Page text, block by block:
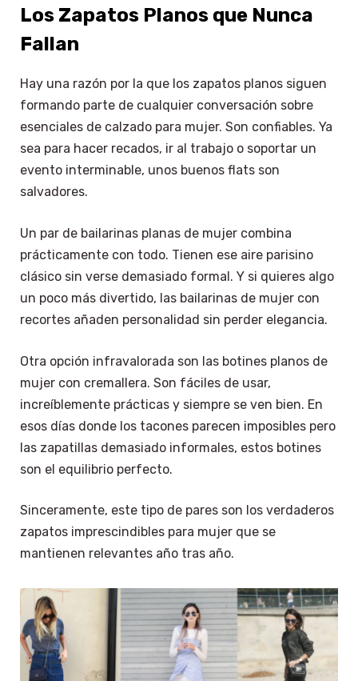
Los Zapatos Planos que Nunca
Fallan
Hay una razón por la que los zapatos planos siguen
formando parte de cualquier conversación sobre
esenciales de calzado para mujer. Son confiables. Ya
sea para hacer recados, ir al trabajo o soportar un
evento interminable, unos buenos flats son
salvadores.
Un par de bailarinas planas de mujer combina
prácticamente con todo. Tienen ese aire parisino
clásico sin verse demasiado formal. Y si quieres algo
un poco más divertido, las bailarinas de mujer con
recortes añaden personalidad sin perder elegancia.
Otra opción infravalorada son las botines planos de
mujer con cremallera. Son fáciles de usar,
increíblemente prácticas y siempre se ven bien. En
esos días donde los tacones parecen imposibles pero
las zapatillas demasiado informales, estos botines
son el equilibrio perfecto.
Sinceramente, este tipo de pares son los verdaderos
zapatos imprescindibles para mujer que se
mantienen relevantes año tras año.